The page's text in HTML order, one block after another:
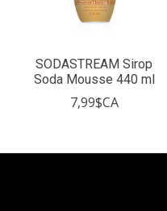
SODASTREAM Sirop
Soda Mousse 440 ml
7,99$CA